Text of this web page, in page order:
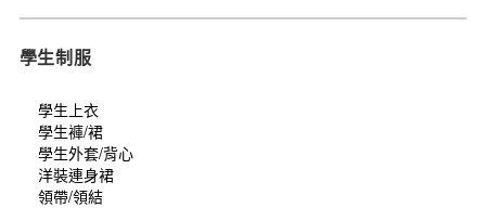
學生制服
學生上衣
學生褲/裙
學生外套/背心
洋裝連身裙
領帶/領結